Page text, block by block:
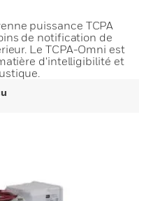
puissance TCPA
de notification de
Le TCPA-Omni est
d'intelligibilité et